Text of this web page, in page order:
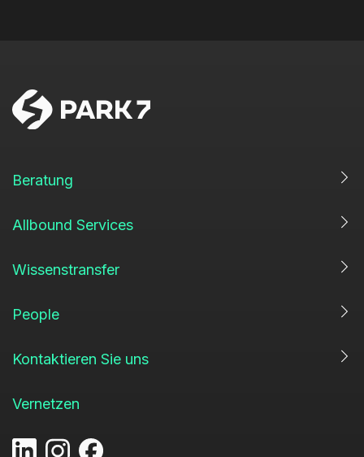
Beratung
Allbound Services
Wissenstransfer
People
Kontaktieren Sie uns
Vernetzen